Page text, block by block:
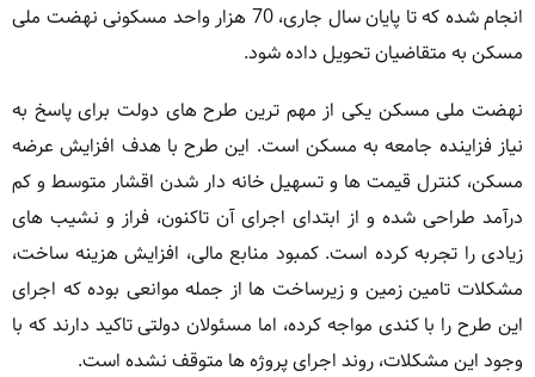
انجام شده که تا پایان سال جاری، 70 هزار واحد مسکونی نهضت ملی
مسکن به متقاضیان تحویل داده شود.
نهضت ملی مسکن یکی از مهم ترین طرح های دولت برای پاسخ به
نیاز فزاینده جامعه به مسکن است. این طرح با هدف افزایش عرضه
مسکن، کنترل قیمت ها و تسهیل خانه دار شدن اقشار متوسط و کم
درآمد طراحی شده و از ابتدای اجرای آن تاکنون، فراز و نشیب های
زیادی را تجربه کرده است. کمبود منابع مالی، افزایش هزینه ساخت،
مشکلات تامین زمین و زیرساخت ها از جمله موانعی بوده که اجرای
این طرح را با کندی مواجه کرده، اما مسئولان دولتی تاکید دارند که با
وجود این مشکلات، روند اجرای پروژه ها متوقف نشده است.